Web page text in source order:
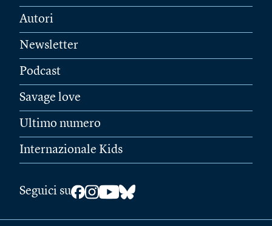
Autori
Newsletter
Podcast
Savage love
Ultimo numero
Internazionale Kids
Seguici su